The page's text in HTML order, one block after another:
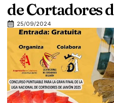
de Cortadores
25/09/2024